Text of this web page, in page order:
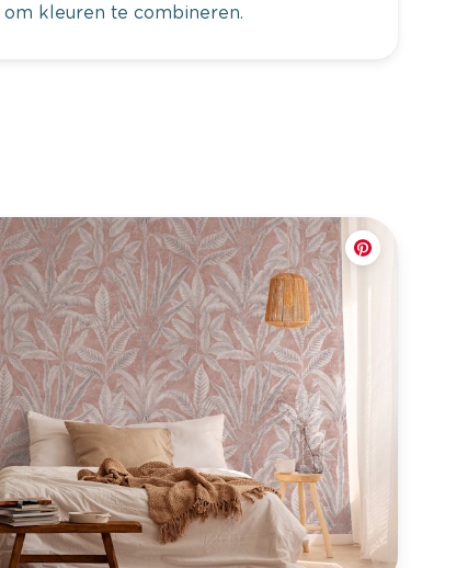
kleuren te combineren.